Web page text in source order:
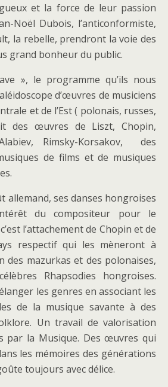
et la force de leur passion
Noël Dubois, l’anticonformiste,
la rebelle, prendront la voie des
grand bonheur du public.
», le programme qu’ils nous
d’œuvres de musiciens
et de l’Est ( polonais, russes,
des œuvres de Liszt, Chopin,
Rimsky-Korsakov, des
de films et de musiques
allemand, ses danses hongroises
du compositeur pour le
l’attachement de Chopin et de
respectif qui les mèneront à
des mazurkas et des polonaises,
Rhapsodies hongroises.
les genres en associant les
de la musique savante à des
Un travail de valorisation
par la Musique. Des œuvres qui
les mémoires des générations
toujours avec délice.